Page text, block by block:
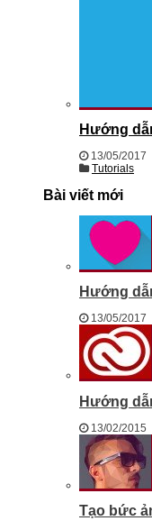
Hướng
13/05/2017
Tutorials
Bài viết mới
Hướng
13/05/2017
Hướng
13/02/2015
Tạo bức